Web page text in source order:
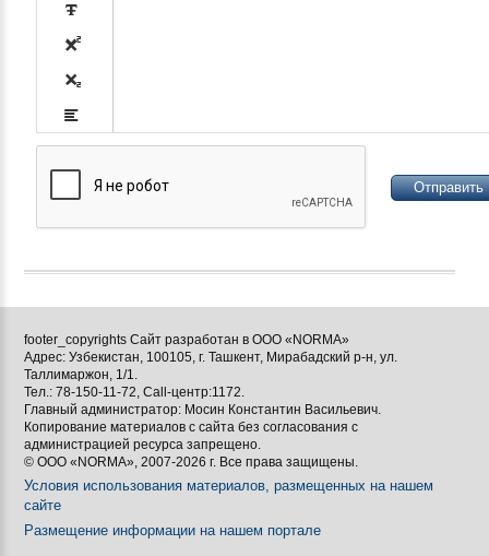







[BBCODE]
footer_copyrights Сайт разработан в ООО «NORMA»
Адрес: Узбекистан, 100105, г. Ташкент, Мирабадский р-н, ул.
Таллимаржон, 1/1.
Тел.: 78-150-11-72, Call-центр:1172.
Главный администратор: Мосин Константин Васильевич.
Копирование материалов с сайта без согласования с
администрацией ресурса запрещено.
© ООО «NORMA», 2007-2026 г. Все права защищены.
Условия использования материалов, размещенных на нашем
сайте
Размещение информации на нашем портале